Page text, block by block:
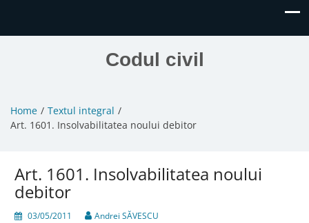
Codul civil
Home
Textul integral
Art. 1601. Insolvabilitatea noului debitor
Art. 1601. Insolvabilitatea noului
debitor
03/05/2011 Andrei SĂVESCU